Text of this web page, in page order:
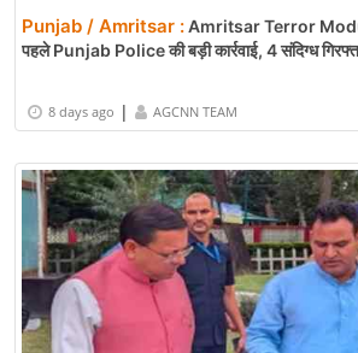
Punjab / Amritsar :Amritsar Terror
पहले Punjab Police की बड़ी कार्रवाई, 4 संदिग्ध
8 days ago | AGCNN TEAM